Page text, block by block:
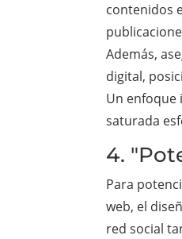
contenidos
Además,
digital,
Un enfoque
saturada
4.
Para
web, el
red social